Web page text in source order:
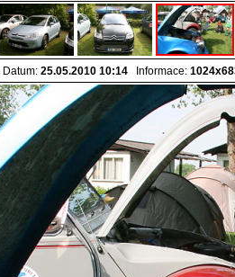
Datum: 25.05.2010 10:14 Informace: